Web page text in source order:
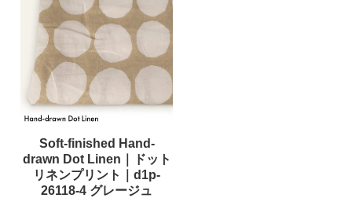
Soft-finished Hand-
drawn Dot Linen｜ドット
リネンプリント｜d1p-
26118-4 グレージュ